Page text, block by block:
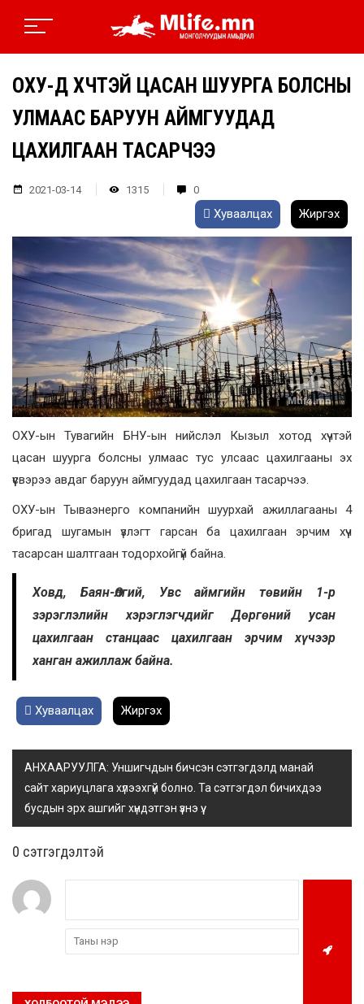
ОХУ-Д ХҮЧТЭЙ ЦАСАН ШУУРГА БОЛСНЫ
УЛМААС БАРУУН АЙМГУУДАД
ЦАХИЛГААН ТАСАРЧЭЭ
2021-03-14 1315 0
Хуваалцах Жиргэх
ОХУ-ын Тувагийн БНУ-ын нийслэл Кызыл хотод хүчтэй
цасан шуурга болсны улмаас тус улсаас цахилгааны эх
үүсвэрээ авдаг баруун аймгуудад цахилгаан тасарчээ.
ОХУ-ын Тываэнерго компанийн шуурхай ажиллагааны 4
бригад шугамын үзлэгт гарсан ба цахилгаан эрчим хүч
тасарсан шалтгаан тодорхойгүй байна.
Ховд, Баян-Өлгий, Увс аймгийн төвийн 1-р
зэрэглэлийн хэрэглэгчдийг Дөргөний усан
цахилгаан станцаас цахилгаан эрчим хүчээр
ханган ажиллаж байна.
Хуваалцах Жиргэх
АНХААРУУЛГА: Уншигчдын бичсэн сэтгэгдэлд манай
сайт хариуцлага хүлээхгүй болно. Та сэтгэгдэл бичихдээ
бусдын эрх ашгийг хүндэтгэн үзнэ үү.
0 cэтгэгдэлтэй